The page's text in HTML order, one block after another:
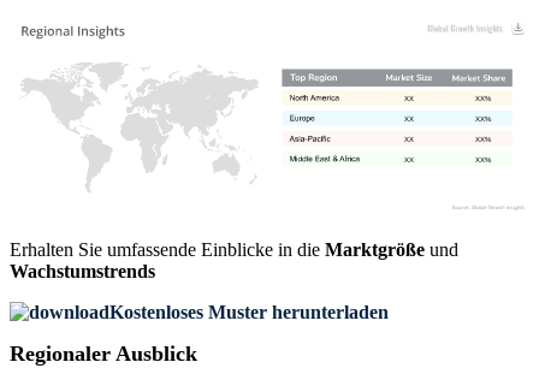
XX%
XX
XX%
XX
XX%
XX
XX%
XX
Erhalten Sie umfassende Einblicke in die Marktgröße und
Wachstumstrends
Kostenloses Muster herunterladen
Regionaler Ausblick